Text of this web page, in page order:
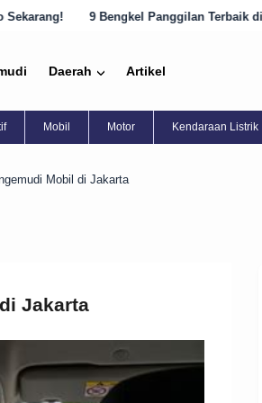
Panggilan Terbaik di Semarang yang Harus
Daerah Artikel
Mobil Motor Kendaraan Listrik
Mobil di Jakarta
Jakarta